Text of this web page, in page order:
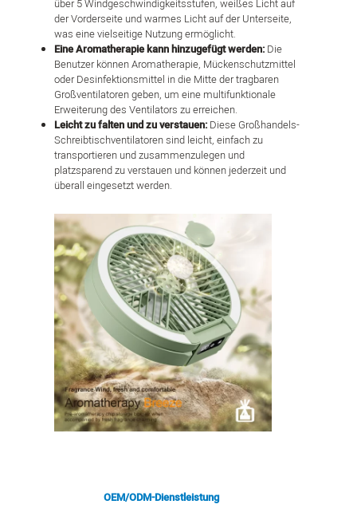
über 5 Windgeschwindigkeitsstufen, weißes Licht auf
der Vorderseite und warmes Licht auf der Unterseite,
was eine vielseitige Nutzung ermöglicht.
Eine Aromatherapie kann hinzugefügt werden:Die
Benutzer können Aromatherapie, Mückenschutzmittel
oder Desinfektionsmittel in die Mitte der tragbaren
Großventilatoren geben, um eine multifunktionale
Erweiterung des Ventilators zu erreichen.
Leicht zu falten und zu verstauen:Diese Großhandels-
Schreibtischventilatoren sind leicht, einfach zu
transportieren und zusammenzulegen und
platzsparend zu verstauen und können jederzeit und
überall eingesetzt werden.
OEM/ODM-Dienstleistung